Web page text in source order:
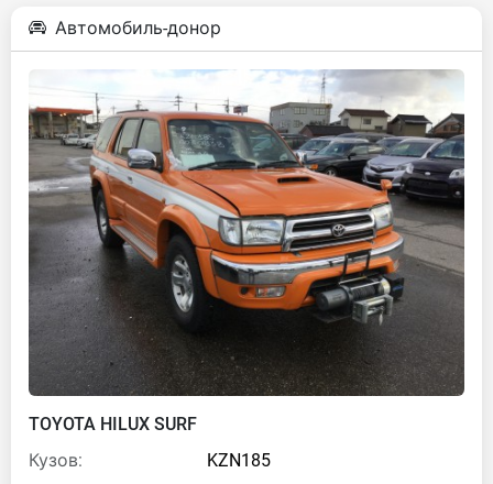
Автомобиль-донор
TOYOTA HILUX SURF
Кузов:
KZN185